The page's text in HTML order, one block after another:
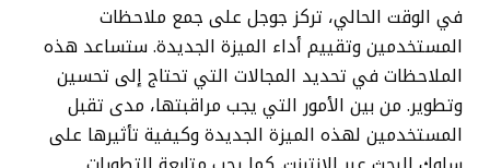
في الوقت الحالي، تركز جوجل على جمع ملاحظات
المستخدمين وتقييم أداء الميزة الجديدة. ستساعد هذه
الملاحظات في تحديد المجالات التي تحتاج إلى تحسين
وتطوير. من بين الأمور التي يجب مراقبتها، مدى تقبل
المستخدمين لهذه الميزة الجديدة وكيفية تأثيرها على